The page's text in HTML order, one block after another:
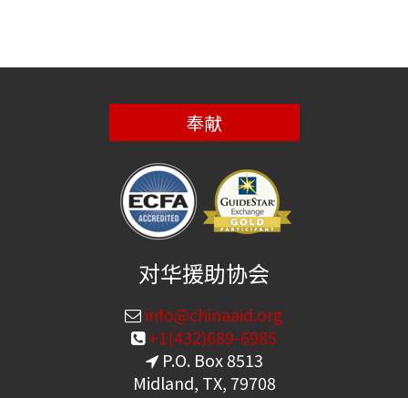
奉献
对华援助协会
info@chinaaid.org
+1(432)689-6985
P.O. Box 8513
Midland, TX, 79708